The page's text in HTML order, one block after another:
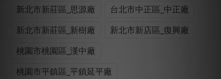
新北市新莊區_思源廠
台北市中正區_中正廠
新北市新莊區_新樹廠
新北市新店區_復興廠
桃園市桃園區_漢中廠
桃園市平鎮區_平鎮延平廠